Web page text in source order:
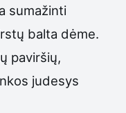
sumažinti
balta dėme.
paviršių,
judesys